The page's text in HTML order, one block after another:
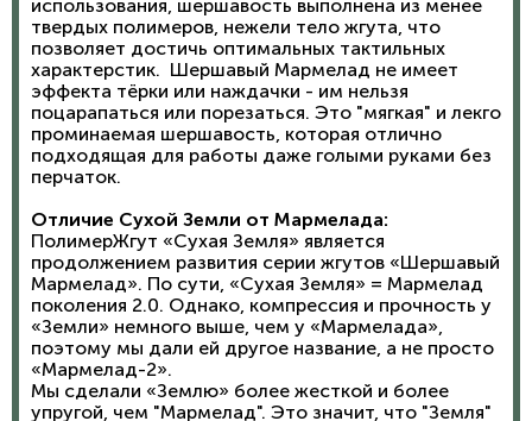
использования, шершавость выполнена из менее
твердых полимеров, нежели тело жгута, что
позволяет достичь оптимальных тактильных
характерстик. Шершавый Мармелад не имеет
эффекта тёрки или наждачки - им нельзя
поцарапаться или порезаться. Это "мягкая" и лекго
проминаемая шершавость, которая отлично
подходящая для работы даже голыми руками без
перчаток.
Отличие Сухой Земли от Мармелада:
ПолимерЖгут «Сухая Земля» является
продолжением развития серии жгутов «Шершавый
Мармелад». По сути, «Сухая Земля» = Мармелад
поколения 2.0. Однако, компрессия и прочность у
«Земли» немного выше, чем у «Мармелада»,
поэтому мы дали ей другое название, а не просто
«Мармелад-2».
Мы сделали «Землю» более жесткой и более
упругой, чем "Мармелад". Это значит, что "Земля"